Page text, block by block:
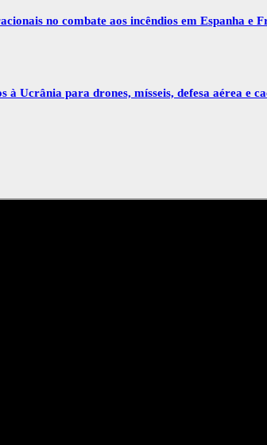
no combate aos incêndios em Espanha e
Ucrânia para drones, mísseis, defesa aérea e